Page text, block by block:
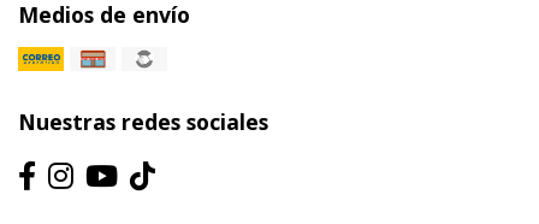
Medios de envío
Nuestras redes sociales